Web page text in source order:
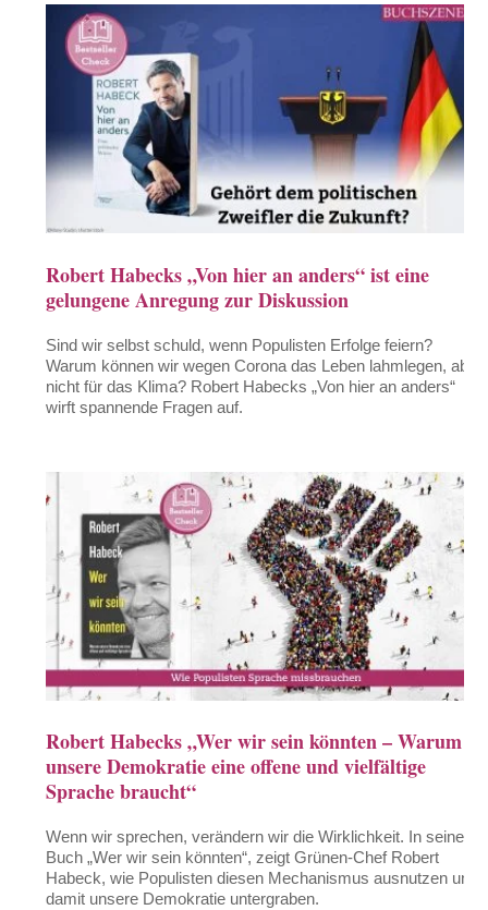
Robert Habecks „Von hier an anders“ ist eine
gelungene Anregung zur Diskussion
Sind wir selbst schuld, wenn Populisten Erfolge feiern?
Warum können wir wegen Corona das Leben lahmlegen, aber
nicht für das Klima? Robert Habecks „Von hier an anders“
wirft spannende Fragen auf.
Robert Habecks „Wer wir sein könnten – Warum
unsere Demokratie eine offene und vielfältige
Sprache braucht“
Wenn wir sprechen, verändern wir die Wirklichkeit. In seinem
Buch „Wer wir sein könnten“, zeigt Grünen-Chef Robert
Habeck, wie Populisten diesen Mechanismus ausnutzen und
damit unsere Demokratie untergraben.